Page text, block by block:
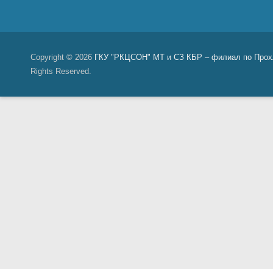
Copyright © 2026 ГКУ "РКЦСОН" МТ и СЗ КБР – филиал по
Rights Reserved.